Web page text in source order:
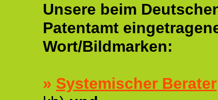
Unsere beim
Patentamt
Wort/Bildmarken:
» Systemischer Berater